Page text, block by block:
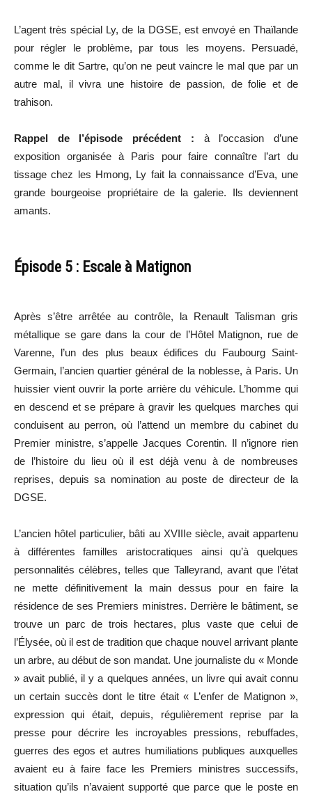
L’agent très spécial Ly, de la DGSE, est envoyé en Thaïlande
pour régler le problème, par tous les moyens. Persuadé,
comme le dit Sartre, qu’on ne peut vaincre le mal que par un
autre mal, il vivra une histoire de passion, de folie et de
trahison.
Rappel de l’épisode précédent : à l’occasion d’une
exposition organisée à Paris pour faire connaître l’art du
tissage chez les Hmong, Ly fait la connaissance d’Eva, une
grande bourgeoise propriétaire de la galerie. Ils deviennent
amants.
Épisode 5 : Escale à Matignon
Après s’être arrêtée au contrôle, la Renault Talisman gris
métallique se gare dans la cour de l’Hôtel Matignon, rue de
Varenne, l’un des plus beaux édifices du Faubourg Saint-
Germain, l’ancien quartier général de la noblesse, à Paris. Un
huissier vient ouvrir la porte arrière du véhicule. L’homme qui
en descend et se prépare à gravir les quelques marches qui
conduisent au perron, où l’attend un membre du cabinet du
Premier ministre, s’appelle Jacques Corentin. Il n’ignore rien
de l’histoire du lieu où il est déjà venu à de nombreuses
reprises, depuis sa nomination au poste de directeur de la
DGSE.
L’ancien hôtel particulier, bâti au XVIIIe siècle, avait appartenu
à différentes familles aristocratiques ainsi qu’à quelques
personnalités célèbres, telles que Talleyrand, avant que l’état
ne mette définitivement la main dessus pour en faire la
résidence de ses Premiers ministres. Derrière le bâtiment, se
trouve un parc de trois hectares, plus vaste que celui de
l’Élysée, où il est de tradition que chaque nouvel arrivant plante
un arbre, au début de son mandat. Une journaliste du « Monde
» avait publié, il y a quelques années, un livre qui avait connu
un certain succès dont le titre était « L’enfer de Matignon »,
expression qui était, depuis, régulièrement reprise par la
presse pour décrire les incroyables pressions, rebuffades,
guerres des egos et autres humiliations publiques auxquelles
avaient eu à faire face les Premiers ministres successifs,
situation qu’ils n’avaient supporté que parce que le poste en